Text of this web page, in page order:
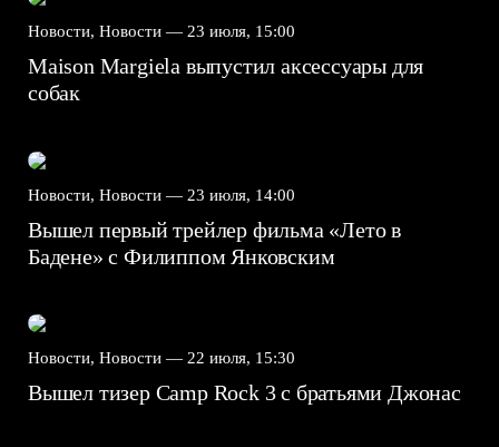
Новости, Новости — 23 июля, 15:00
Maison Margiela выпустил аксессуары для
собак
Новости, Новости — 23 июля, 14:00
Вышел первый трейлер фильма «Лето в
Бадене» с Филиппом Янковским
Новости, Новости — 22 июля, 15:30
Вышел тизер Camp Rock 3 с братьями Джонас